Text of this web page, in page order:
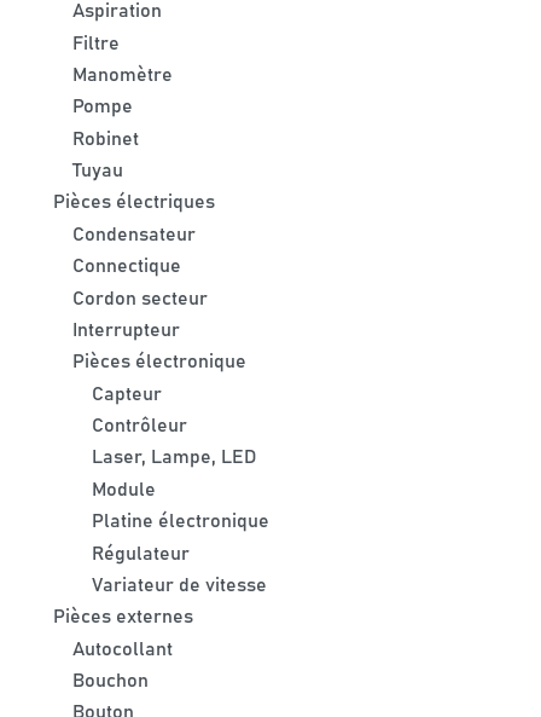
Aspiration
Filtre
Manomètre
Pompe
Robinet
Tuyau
Pièces électriques
Condensateur
Connectique
Cordon secteur
Interrupteur
Pièces électronique
Capteur
Contrôleur
Laser, Lampe, LED
Module
Platine électronique
Régulateur
Variateur de vitesse
Pièces externes
Autocollant
Bouchon
Bouton